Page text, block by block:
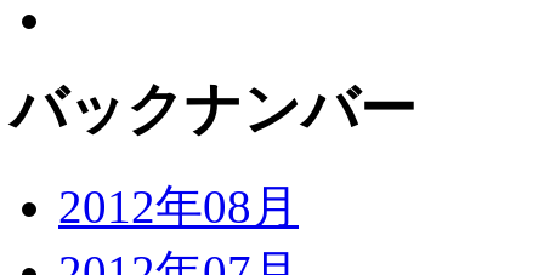
バックナンバー
2012年08月